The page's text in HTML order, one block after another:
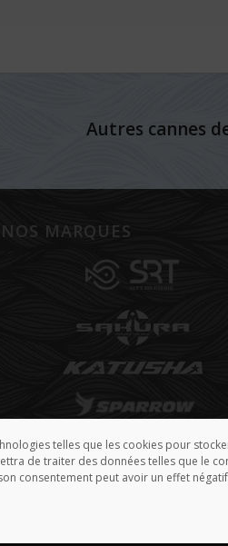
telles que les cookies pour
de traiter des données telles que le
consentement peut avoir un effet
Autres cannes
NOS MARQUES